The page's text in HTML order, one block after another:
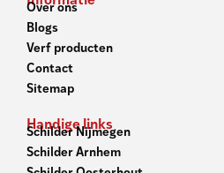
Over ons
Blogs
Verf producten
Contact
Sitemap
Handige links
Schilder Nijmegen
Schilder Arnhem